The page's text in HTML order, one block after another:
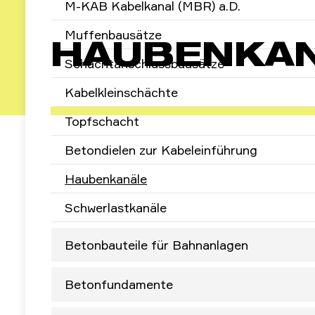
M-KAB Kabelkanal (MBR) a.D.
Muffenbausätze
Schachtanschlussbausätze
Kabelkleinschächte
Topfschacht
Betondielen zur Kabeleinführung
Haubenkanäle
Schwerlastkanäle
Betonbauteile für Bahnanlagen
Betonfundamente